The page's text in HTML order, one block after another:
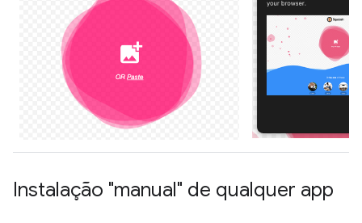
Instalação "manual" de qualquer app